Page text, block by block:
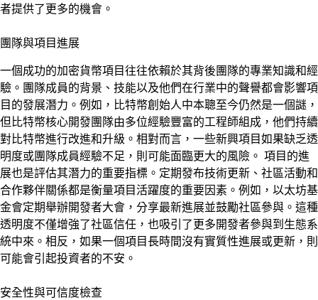
者提供了更多的機會。
團隊與項目進展
一個成功的加密貨幣項目往往依賴於其背後團隊的專業知識和經
驗。團隊成員的背景、技能以及他們在行業中的聲譽都會影響項
目的發展潛力。例如，比特幣創始人中本聰至今仍然是一個謎，
但比特幣核心開發團隊由多位經驗豐富的工程師組成，他們持續
對比特幣進行改進和升級。相對而言，一些新興項目如果缺乏透
明度或團隊成員經驗不足，則可能面臨更大的風險。 項目的進
展也是評估其潛力的重要指標。定期發布技術更新、社區活動和
合作夥伴關係都是衡量項目活躍度的重要因素。例如，以太坊基
金會定期舉辦開發者大會，分享最新進展並鼓勵社區參與。這種
透明度不僅增強了社區信任，也吸引了更多開發者參與到生態系
統中來。相反，如果一個項目長時間沒有實質性進展或更新，則
可能會引起投資者的不安。
安全性與可信度檢查